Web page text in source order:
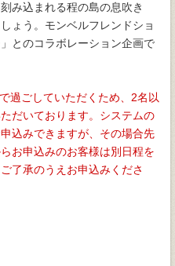
み込まれる程の島の息吹き
ょう。モンベルフレンドショ
とのコラボレーション企画で
過ごしていただくため、2名以
だいております。システムの
込みできますが、その場合先
お申込みのお客様は別日程を
了承のうえお申込みくださ